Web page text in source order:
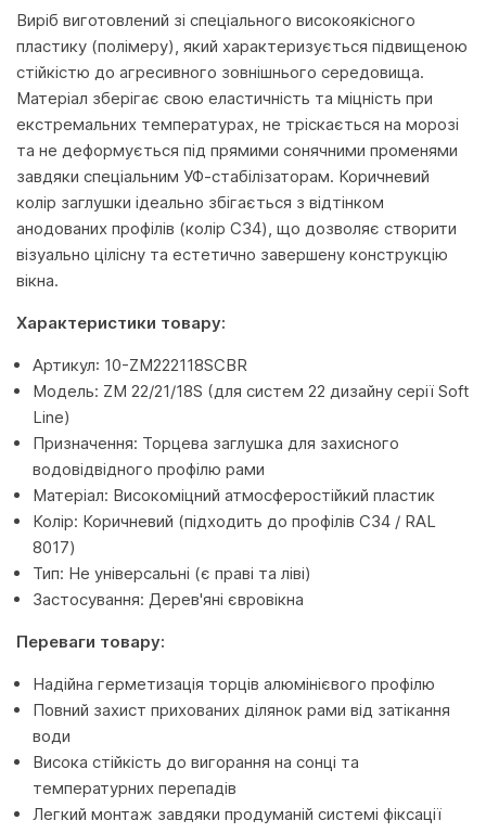
Виріб виготовлений зі спеціального високоякісного
пластику (полімеру), який характеризується підвищеною
стійкістю до агресивного зовнішнього середовища.
Матеріал зберігає свою еластичність та міцність при
екстремальних температурах, не тріскається на морозі
та не деформується під прямими сонячними променями
завдяки спеціальним УФ-стабілізаторам. Коричневий
колір заглушки ідеально збігається з відтінком
анодованих профілів (колір C34), що дозволяє створити
візуально цілісну та естетично завершену конструкцію
вікна.
Характеристики товару:
Артикул: 10-ZM222118SCBR
Модель: ZM 22/21/18S (для систем 22 дизайну серії Soft
Line)
Призначення: Торцева заглушка для захисного
водовідвідного профілю рами
Матеріал: Високоміцний атмосферостійкий пластик
Колір: Коричневий (підходить до профілів C34 / RAL
8017)
Тип: Не універсальні (є праві та ліві)
Застосування: Дерев'яні євровікна
Переваги товару:
Надійна герметизація торців алюмінієвого профілю
Повний захист прихованих ділянок рами від затікання
води
Висока стійкість до вигорання на сонці та
температурних перепадів
Легкий монтаж завдяки продуманій системі фіксації